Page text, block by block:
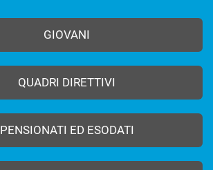
GIOVANI
QUADRI DIRETTIVI
PENSIONATI ED ESODATI